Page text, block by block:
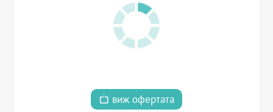
виж офертата